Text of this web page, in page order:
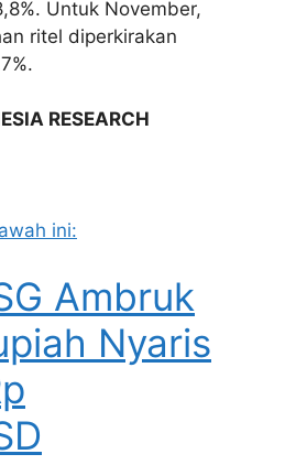
Untuk November,
ritel diperkirakan
RESEARCH
ini:
Ambruk
Nyaris